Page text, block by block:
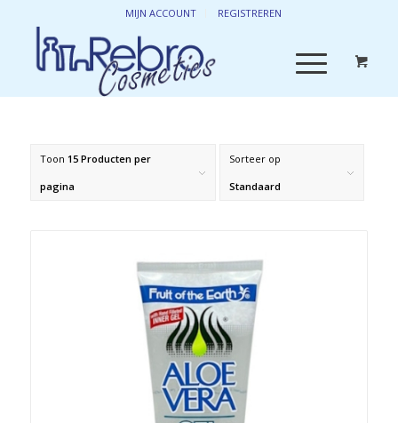
MIJN ACCOUNT REGISTREREN
Sorteer op
Standaard
Toon 15 Producten per
pagina